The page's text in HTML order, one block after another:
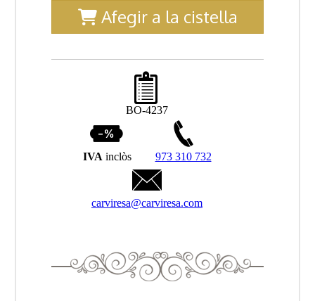
Afegir a la cistella
BO-4237
IVA inclòs 973 310 732
carviresa@carviresa.com